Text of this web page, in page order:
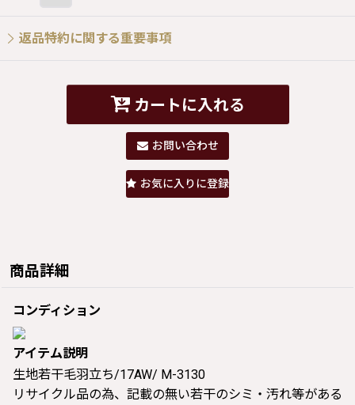
返品特約に関する重要事項
カートに入れる
お問い合わせ
お気に入りに登録
商品詳細
コンディション
アイテム説明
生地若干毛羽立ち/17AW/ M-3130
リサイクル品の為、記載の無い若干のシミ・汚れ等がある